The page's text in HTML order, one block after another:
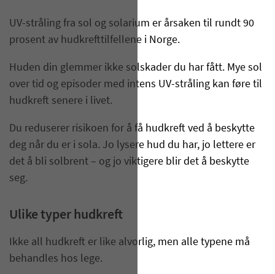
UV-stråling fra sol og solarium er årsaken til rundt 90
prosent av hudkrefttilfellene i Norge.
Huden din glemmer ikke solskader du har fått. Mye sol
over tid og episoder med intens UV-stråling kan føre til
hudkreft senere i livet.
Du reduserer risikoen for å få hudkreft ved å beskytte
deg når du er i sola. Jo lysere hud du har, jo lettere er
det å bli solbrent – og jo viktigere blir det å beskytte
seg.
Ulike typer hudkreft
Ikke all hudkreft er like alvorlig, men alle typene må
behandles hos lege.